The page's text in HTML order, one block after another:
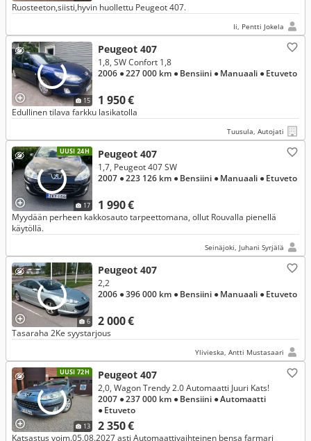
Ruosteeton,siisti,hyvin huollettu Peugeot 407.
Ii, Pentti Jokela
15
Peugeot 407
1 950 €
1,8, SW Confort 1,8
2006 ● 227 000 km ● Bensiini ● Manuaali ● Etuveto
Edullinen tilava farkku lasikatolla
Tuusula, Autojati
UUSI 24H
17
Peugeot 407
1 990 €
1,7, Peugeot 407 SW
2007 ● 223 126 km ● Bensiini ● Manuaali ● Etuveto
Myydään perheen kakkosauto tarpeettomana, ollut Rouvalla pienellä
käytöllä.
Seinäjoki, Juhani Syrjälä
6
Peugeot 407
2 000 €
2,2
2006 ● 396 000 km ● Bensiini ● Manuaali ● Etuveto
Tasaraha 2Ke syystarjous
Ylivieska, Antti Mustasaari
UUSI 72H
13
Peugeot 407
2 350 €
2,0, Wagon Trendy 2.0 Automaatti Juuri Kats!
2007 ● 237 000 km ● Bensiini ● Automaatti
● Etuveto
Katsastus voim.05.08.2027 asti Automaattivaihteinen bensa farmari